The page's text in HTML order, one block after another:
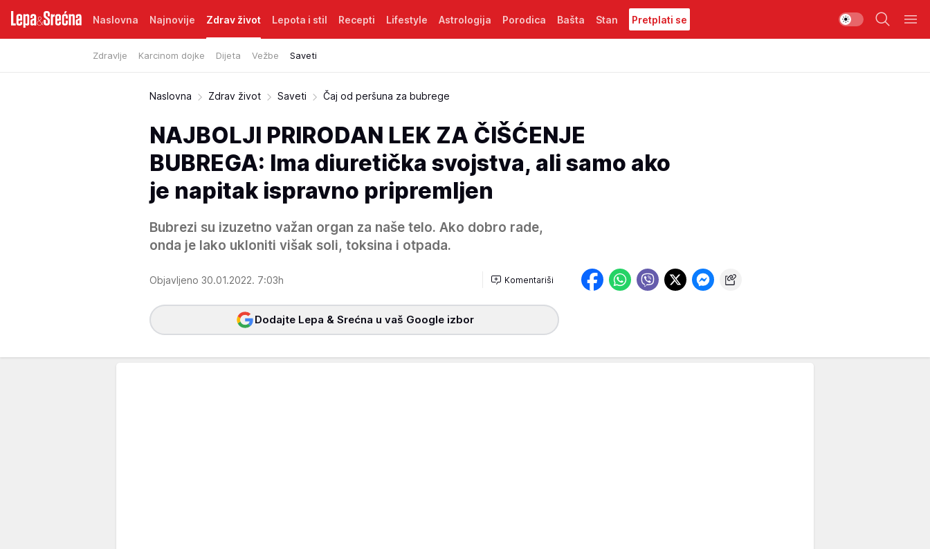
Naslovna Najnovije Zdrav život
Zdravlje Karcinom dojke Dijeta Vežbe Saveti
Lepota i stil Recepti Lifestyle Astrologija Porodica Bašta Stan Pretplati se
Naslovna Zdrav život Saveti Čaj od peršuna za bubrege
NAJBOLJI PRIRODAN LEK ZA ČIŠĆENJE
BUBREGA: Ima diuretička svojstva, ali samo ako
je napitak ispravno pripremljen
Bubrezi su izuzetno važan organ za naše telo. Ako dobro rade,
onda je lako ukloniti višak soli, toksina i otpada.
Objavljeno 30.01.2022. 7:03h Komentariši
Dodajte Lepa & Srećna u vaš Google izbor